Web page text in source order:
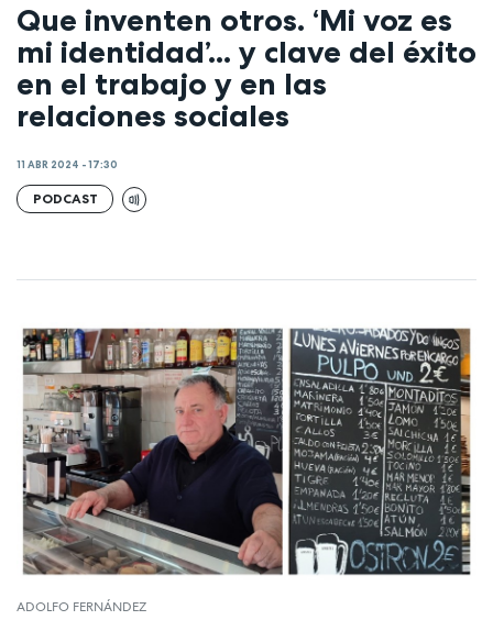
Que inventen otros. ‘Mi voz es
mi identidad’... y clave del éxito
en el trabajo y en las
relaciones sociales
11 ABR 2024 - 17:30
PODCAST
ADOLFO FERNÁNDEZ